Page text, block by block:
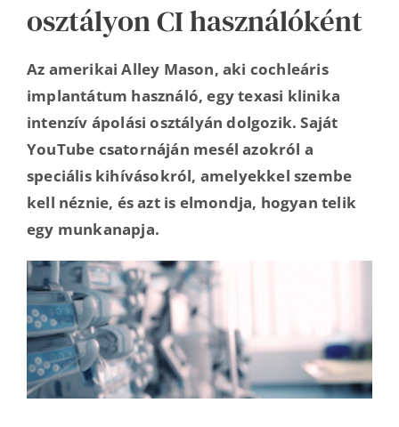
osztályon CI használóként
Az amerikai Alley Mason, aki cochleáris
implantátum használó, egy texasi klinika
intenzív ápolási osztályán dolgozik. Saját
YouTube csatornáján mesél azokról a
speciális kihívásokról, amelyekkel szembe
kell néznie, és azt is elmondja, hogyan telik
egy munkanapja.